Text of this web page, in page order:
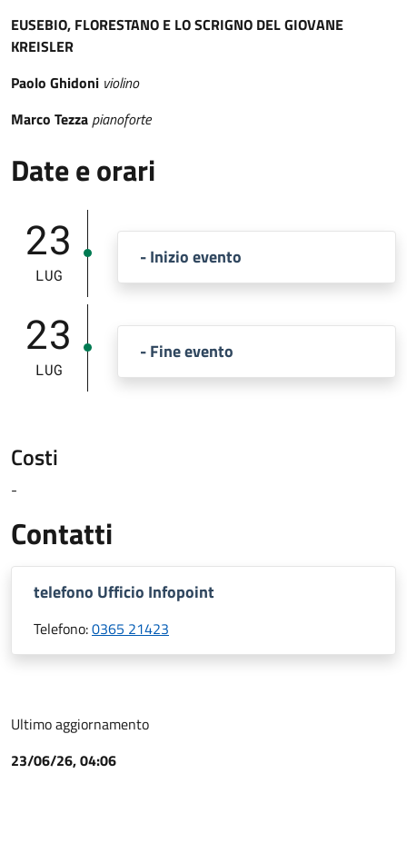
EUSEBIO, FLORESTANO E LO SCRIGNO DEL GIOVANE
KREISLER
Paolo Ghidoni violino
Marco Tezza pianoforte
Date e orari
23
LUG
- Inizio evento
23
LUG
- Fine evento
Costi
-
Contatti
telefono Ufficio Infopoint
Telefono:0365 21423
Ultimo aggiornamento
23/06/26, 04:06